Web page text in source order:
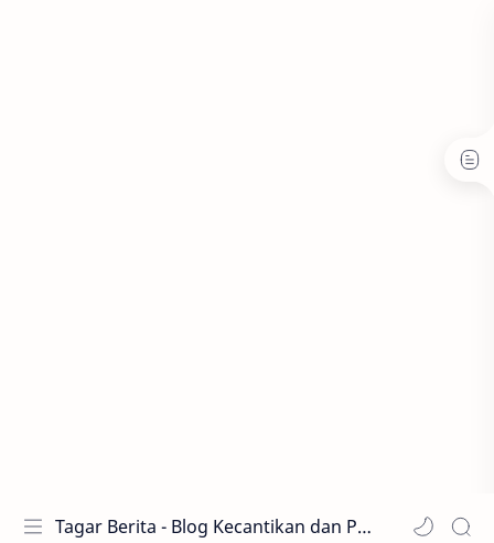
Tagar Berita - Blog Kecantikan dan Perawatan